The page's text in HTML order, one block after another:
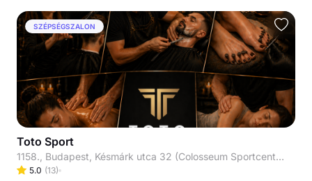
SZÉPSÉGSZALON
Toto Sport
1158., Budapest, Késmárk utca 32 (Colosseum Sportcentrum földszint)
5.0 (13)